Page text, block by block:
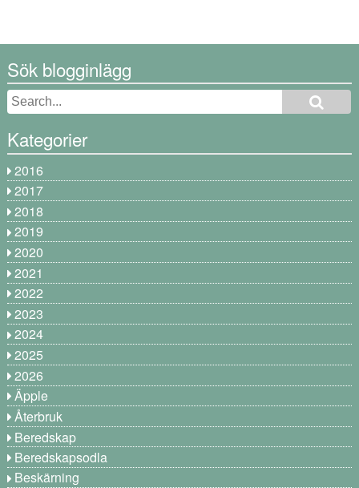
Sök blogginlägg
Kategorier
2016
2017
2018
2019
2020
2021
2022
2023
2024
2025
2026
Äpple
Återbruk
Beredskap
Beredskapsodla
Beskärning